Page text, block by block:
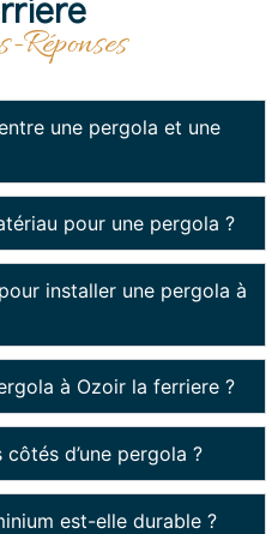
Réponses
une pergola et une
pour une pergola ?
installer une pergola à
à Ozoir la ferriere ?
d’une pergola ?
est-elle durable ?